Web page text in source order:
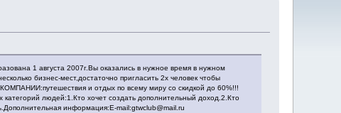
1 августа 2007г.Вы оказались в нужное время в нужном
бизнес-мест,достаточно пригласить 2х человек чтобы
и отдых по всему миру со скидкой до 60%!!!
людей:1.Кто хочет создать дополнительный доход.2.Кто
информация:E-mail:gtwclub@mail.ru